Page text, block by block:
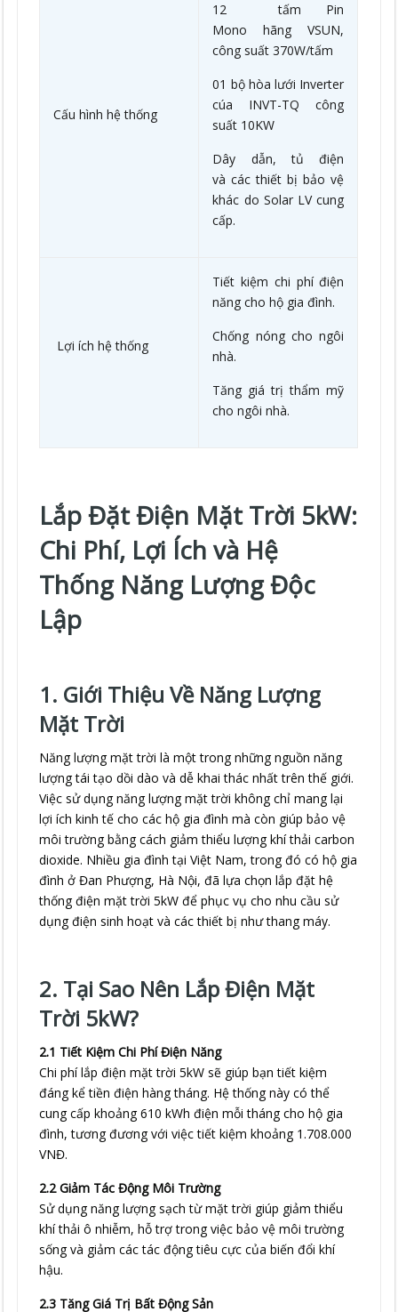
Cấu hình hệ thống
12 tấm Pin
Mono hãng VSUN,
công suất 370W/tấm
01 bộ hòa lưới Inverter
cúa INVT-TQ công
suất 10KW
Dây dẫn, tủ điện
và các thiết bị bảo vệ
khác do Solar LV cung
cấp.
Lợi ích hệ thống
Tiết kiệm chi phí điện
năng cho hộ gia đình.
Chống nóng cho ngôi
nhà.
Tăng giá trị thẩm mỹ
cho ngôi nhà.
Lắp Đặt Điện Mặt Trời 5kW:
Chi Phí, Lợi Ích và Hệ
Thống Năng Lượng Độc
Lập
1. Giới Thiệu Về Năng Lượng
Mặt Trời
Năng lượng mặt trời là một trong những nguồn năng
lượng tái tạo dồi dào và dễ khai thác nhất trên thế giới.
Việc sử dụng năng lượng mặt trời không chỉ mang lại
lợi ích kinh tế cho các hộ gia đình mà còn giúp bảo vệ
môi trường bằng cách giảm thiểu lượng khí thải carbon
dioxide. Nhiều gia đình tại Việt Nam, trong đó có hộ gia
đình ở Đan Phượng, Hà Nội, đã lựa chọn lắp đặt hệ
thống điện mặt trời 5kW để phục vụ cho nhu cầu sử
dụng điện sinh hoạt và các thiết bị như thang máy.
2. Tại Sao Nên Lắp Điện Mặt
Trời 5kW?
2.1 Tiết Kiệm Chi Phí Điện Năng
Chi phí lắp điện mặt trời 5kW sẽ giúp bạn tiết kiệm
đáng kể tiền điện hàng tháng. Hệ thống này có thể
cung cấp khoảng 610 kWh điện mỗi tháng cho hộ gia
đình, tương đương với việc tiết kiệm khoảng 1.708.000
VNĐ.
2.2 Giảm Tác Động Môi Trường
Sử dụng năng lượng sạch từ mặt trời giúp giảm thiểu
khí thải ô nhiễm, hỗ trợ trong việc bảo vệ môi trường
sống và giảm các tác động tiêu cực của biến đổi khí
hậu.
2.3 Tăng Giá Trị Bất Động Sản